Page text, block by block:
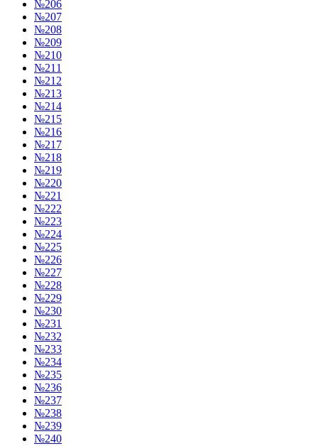
№206
№207
№208
№209
№210
№211
№212
№213
№214
№215
№216
№217
№218
№219
№220
№221
№222
№223
№224
№225
№226
№227
№228
№229
№230
№231
№232
№233
№234
№235
№236
№237
№238
№239
№240